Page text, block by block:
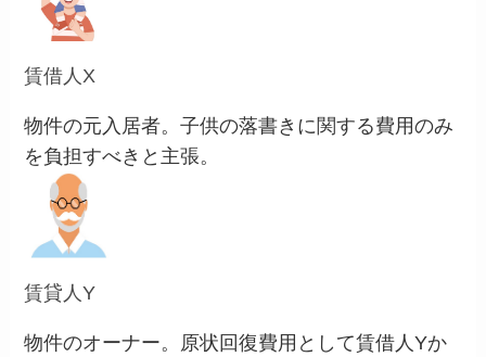
賃借人X
物件の元入居者。子供の落書きに関する費用のみ
を負担すべきと主張。
賃貸人Y
物件のオーナー。原状回復費用として賃借人Yか